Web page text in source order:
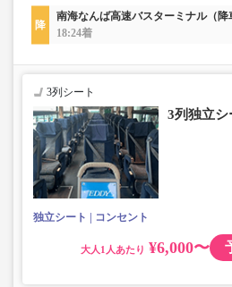
南海なんば高速バスターミナル（降
18:24着
3列シート
3列独立シ
独立シート コンセント
大人 ¥6,000〜